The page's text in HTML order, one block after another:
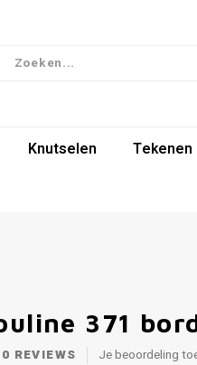
Knutselen Tekenen
371
0 REVIEWS Je beoordeling